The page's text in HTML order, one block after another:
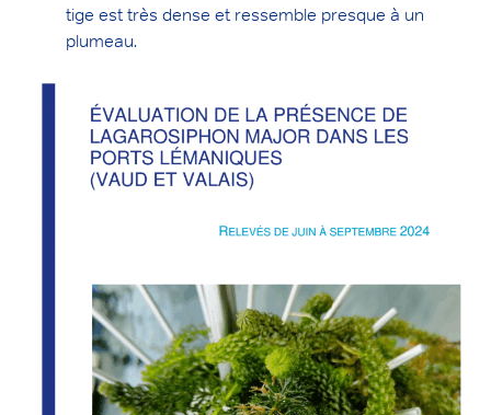
tige est très dense et ressemble presque à un
plumeau.